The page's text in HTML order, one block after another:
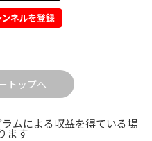
トップへ
ムによる収益を得ている場
ます